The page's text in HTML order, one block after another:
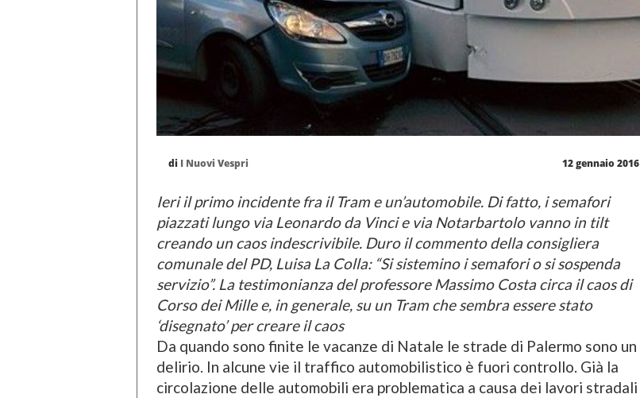
di I Nuovi Vespri 12 gennaio 2016
Ieri il primo incidente fra il Tram e un’automobile. Di fatto, i semafori
piazzati lungo via Leonardo da Vinci e via Notarbartolo vanno in tilt
creando un caos indescrivibile. Duro il commento della consigliera
comunale del PD, Luisa La Colla: “Si sistemino i semafori o si sospenda
servizio”. La testimonianza del professore Massimo Costa circa il caos di
Corso dei Mille e, in generale, su un Tram che sembra essere stato
‘disegnato’ per creare il caos
Da quando sono finite le vacanze di Natale le strade di Palermo sono un
delirio. In alcune vie il traffico automobilistico è fuori controllo. Già la
circolazione delle automobili era problematica a causa dei lavori stradali